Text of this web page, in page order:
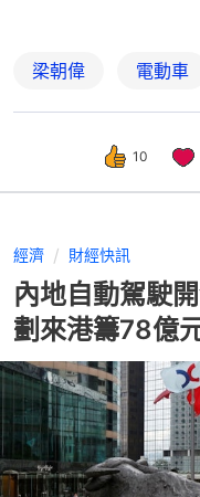
梁朝偉 電動車
10
經濟 財經快訊
內地自動駕駛
劃來港籌78億